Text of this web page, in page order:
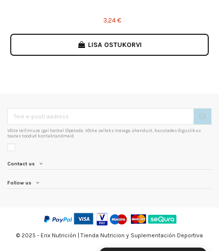
3,24 €
LISA OSTUKORVI
Võite tellimuse igal hetkel lõpetada. Võtke selleks meiega ühendust, kasutades õiguslikus
teates toodud kontaktandmeid.
Contact us
Follow us
© 2025 - Erix Nutrición | Tienda Nutricion y Suplementación Deportiva